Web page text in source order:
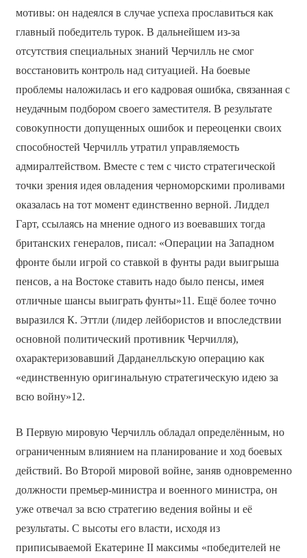
мотивы: он надеялся в случае успеха прославиться как
главный победитель турок. В дальнейшем из-за
отсутствия специальных знаний Черчилль не смог
восстановить контроль над ситуацией. На боевые
проблемы наложилась и его кадровая ошибка, связанная с
неудачным подбором своего заместителя. В результате
совокупности допущенных ошибок и переоценки своих
способностей Черчилль утратил управляемость
адмиралтейством. Вместе с тем с чисто стратегической
точки зрения идея овладения черноморскими проливами
оказалась на тот момент единственно верной. Лиддел
Гарт, ссылаясь на мнение одного из воевавших тогда
британских генералов, писал: «Операции на Западном
фронте были игрой со ставкой в фунты ради выигрыша
пенсов, а на Востоке ставить надо было пенсы, имея
отличные шансы выиграть фунты»11. Ещё более точно
выразился К. Эттли (лидер лейбористов и впоследствии
основной политический противник Черчилля),
охарактеризовавший Дарданелльскую операцию как
«единственную оригинальную стратегическую идею за
всю войну»12.
В Первую мировую Черчилль обладал определённым, но
ограниченным влиянием на планирование и ход боевых
действий. Во Второй мировой войне, заняв одновременно
должности премьер-министра и военного министра, он
уже отвечал за всю стратегию ведения войны и её
результаты. С высоты его власти, исходя из
приписываемой Екатерине II максимы «победителей не